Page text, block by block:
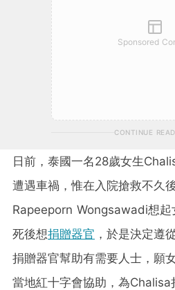
Sponsored
CONTINUE
日前，泰國一名28歲女生
遭遇車禍，惟在入院搶救不久
Rapeeporn Wongsawadi想起
死後想捐贈器官 ，於是決定遵
捐贈器官幫助有需要人士，願
當地紅十字會協助，為Chalisa